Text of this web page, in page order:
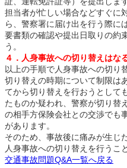
担当者が忙しい場合などすぐに
ら、警察署に届け出を行う際に
要書類の確認や提出日取りの約
う。
４．人身事故への切り替えはな
以上の手順で人身事故への切り
切り替えの時期について制限は
てから切り替えを行おうとして
たものか疑われ、警察が切り替
の相手方保険会社との交渉でも
があります。
そのため、事故後に痛みが生じ
人身事故への切り替えを行うこ
交通事故問題Q&A一覧へ戻る